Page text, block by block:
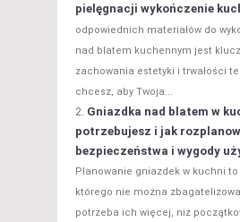
pielęgnacji wykończenie
odpowiednich materiałów do
nad blatem kuchennym jest
zachowania estetyki i trwałości
chcesz, aby Twoja...
Gniazdka nad blatem w
potrzebujesz i jak
bezpieczeństwa i wygody
Planowanie gniazdek w kuchni to
którego nie można
potrzeba ich więcej, niż